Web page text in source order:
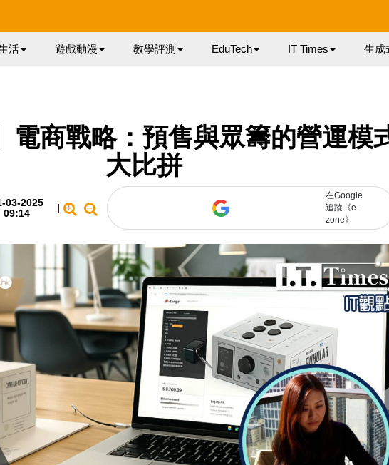
活 遊戲動漫 教學評測 EduTech IT Times 生成
電商戰略：預售與眾籌的營運模
大比拼
03-2025
09:14
|
在Google
追蹤《e-
zone》